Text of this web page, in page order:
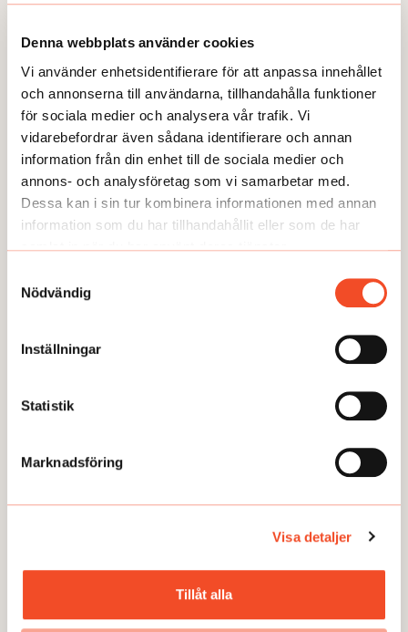
Denna webbplats använder cookies
Vi använder enhetsidentifierare för att anpassa innehållet
och annonserna till användarna, tillhandahålla funktioner
för sociala medier och analysera vår trafik. Vi
vidarebefordrar även sådana identifierare och annan
information från din enhet till de sociala medier och
annons- och analysföretag som vi samarbetar med.
Dessa kan i sin tur kombinera informationen med annan
information som du har tillhandahållit eller som de har
samlat in när du har använt deras tjänster.
Nödvändig
Inställningar
Statistik
Marknadsföring
Visa detaljer
Tillåt alla
GUIDEN
2025-01-13